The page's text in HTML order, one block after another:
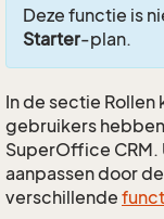
Deze functie is
Starter-plan.
In de sectie Rollen
gebruikers
SuperOffice CRM.
aanpassen door
verschillende